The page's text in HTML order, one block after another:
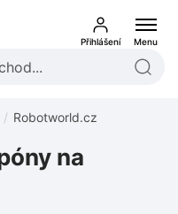
Přihlášení Menu
Robotworld.cz
na